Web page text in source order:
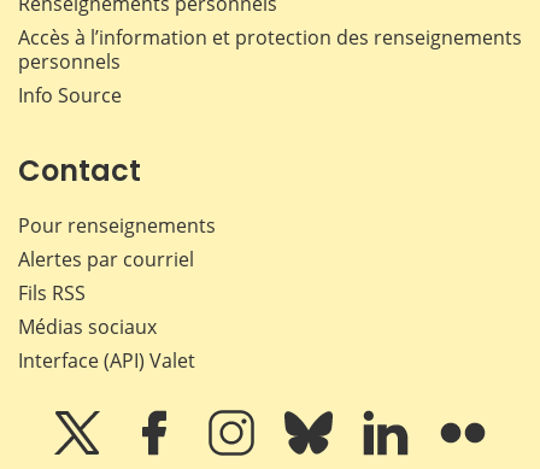
Accès à l’information et protection des renseignements
personnels
Info Source
Contact
Pour renseignements
Alertes par courriel
Fils RSS
Médias sociaux
Interface (API) Valet